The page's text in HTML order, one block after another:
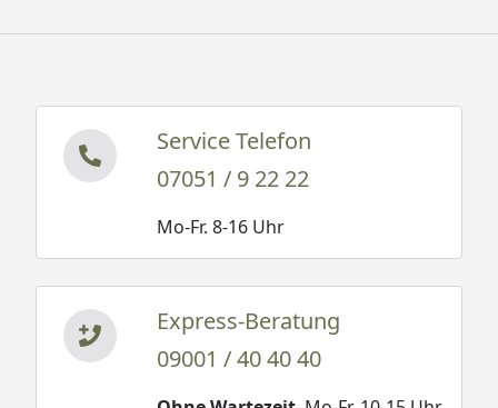
Service Telefon
07051 / 9 22 22
Mo-Fr. 8-16 Uhr
Express-Beratung
09001 / 40 40 40